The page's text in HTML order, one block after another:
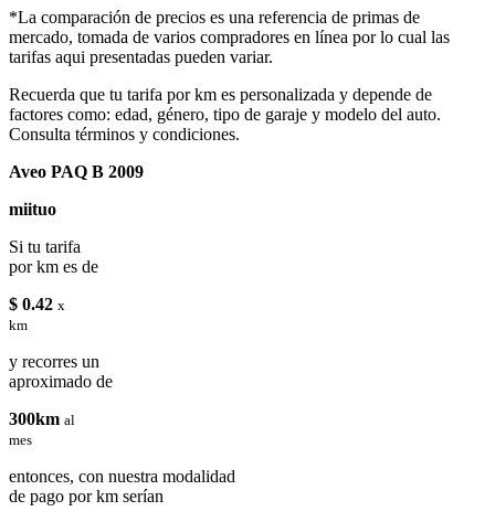
*La comparación de precios es una referencia de primas de
mercado, tomada de varios compradores en línea por lo cual las
tarifas aqui presentadas pueden variar.
Recuerda que tu tarifa por km es personalizada y depende de
factores como: edad, género, tipo de garaje y modelo del auto.
Consulta términos y condiciones.
Aveo PAQ B 2009
miituo
Si tu tarifa
por km es de
$ 0.42 x
km
y recorres un
aproximado de
300km al
mes
entonces, con nuestra modalidad
de pago por km serían